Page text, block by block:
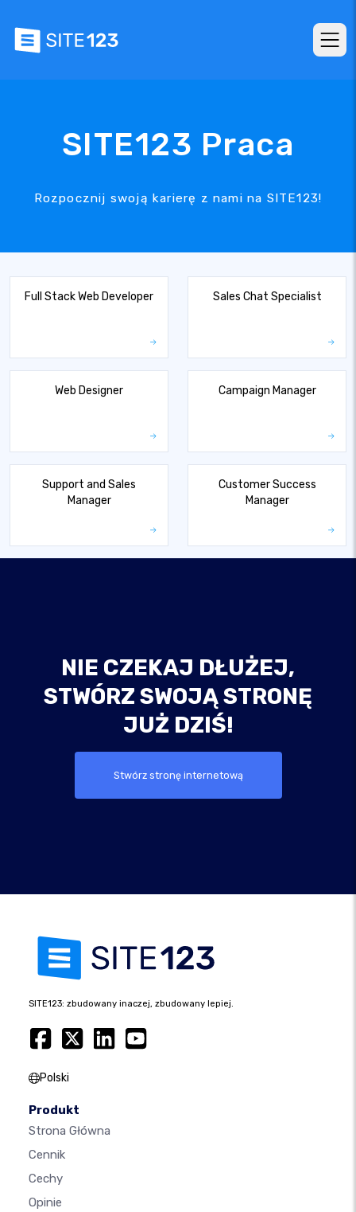
SITE123 Praca
Rozpocznij swoją karierę z nami na SITE123!
Full Stack Web Developer Sales Chat Specialist
Web Designer Campaign Manager
Support and Sales
Manager
Customer Success
Manager
NIE CZEKAJ DŁUŻEJ,
STWÓRZ SWOJĄ STRONĘ
JUŻ DZIŚ!
Stwórz stronę internetową
SITE123: zbudowany inaczej, zbudowany lepiej.
Polski
Produkt
Strona Główna
Cennik
Cechy
Opinie